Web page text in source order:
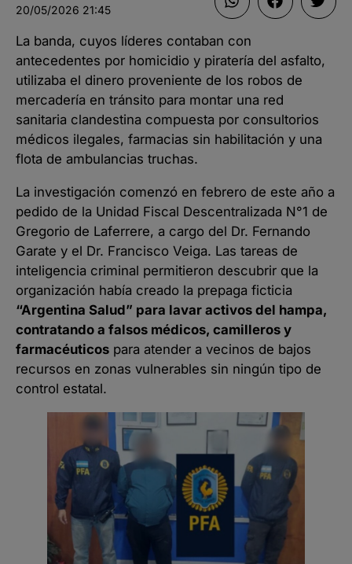
20/05/2026 21:45
La banda, cuyos líderes contaban con
antecedentes por homicidio y piratería del asfalto,
utilizaba el dinero proveniente de los robos de
mercadería en tránsito para montar una red
sanitaria clandestina compuesta por consultorios
médicos ilegales, farmacias sin habilitación y una
flota de ambulancias truchas.
La investigación comenzó en febrero de este año a
pedido de la Unidad Fiscal Descentralizada N°1 de
Gregorio de Laferrere, a cargo del Dr. Fernando
Garate y el Dr. Francisco Veiga. Las tareas de
inteligencia criminal permitieron descubrir que la
organización había creado la prepaga ficticia
“Argentina Salud” para lavar activos del hampa,
contratando a falsos médicos, camilleros y
farmacéuticos para atender a vecinos de bajos
recursos en zonas vulnerables sin ningún tipo de
control estatal.